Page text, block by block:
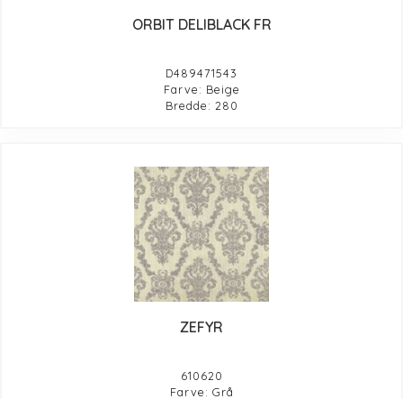
ORBIT DELIBLACK FR
D489471543
Farve: Beige
Bredde: 280
ZEFYR
610620
Farve: Grå